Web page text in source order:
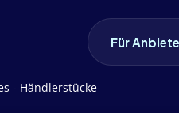
Für
- Händlerstücke